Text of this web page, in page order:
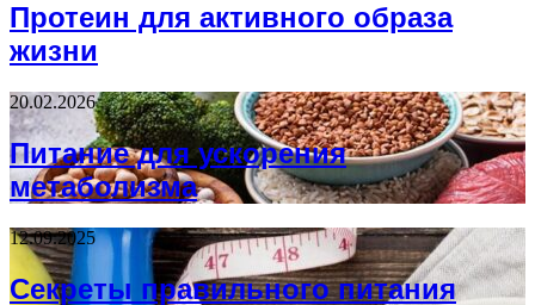
Протеин для активного образа
жизни
20.02.2026
Питание для ускорения
метаболизма
12.09.2025
Секреты правильного питания